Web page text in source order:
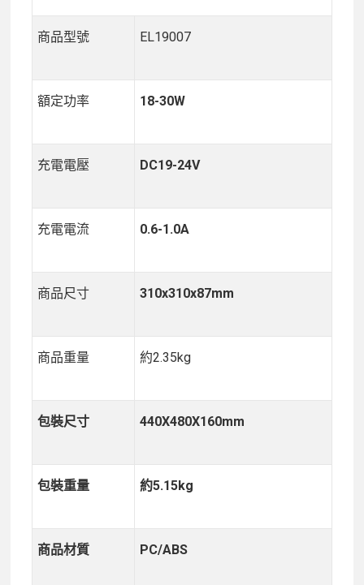
商品型號 EL19007
額定功率 18-30W
充電電壓 DC19-24V
充電電流 0.6-1.0A
商品尺寸 310x310x87mm
商品重量 約2.35kg
包裝尺寸 440X480X160mm
包裝重量 約5.15kg
商品材質 PC/ABS